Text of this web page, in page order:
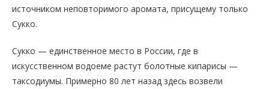
источником неповторимого аромата, присущему только
Сукко.
Сукко — единственное место в России, где в
искусственном водоеме растут болотные кипарисы —
таксодиумы. Примерно 80 лет назад здесь возвели